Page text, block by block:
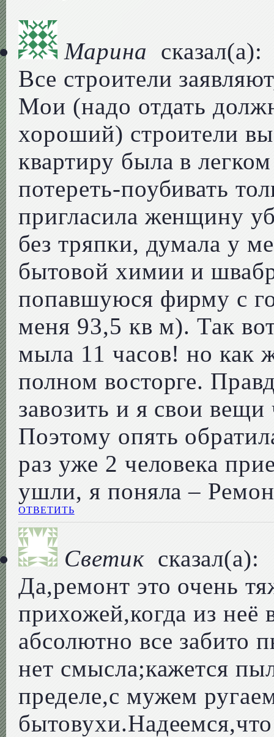
Марина
сказал(а):
Все строители
Мои (надо отдать
хороший) строители
квартиру была в
потереть-поубивать
пригласила женщину
без тряпки, думала у
бытовой химии и
попавшуюся фирму с
меня 93,5 кв м). Так
мыла 11 часов! но как
полном восторге.
завозить и я свои
Поэтому опять
раз уже 2 человека
ушли, я поняла –
ОТВЕТИТЬ
Светик сказал(а):
Да,ремонт это очень
прихожей,когда из неё
абсолютно все забито
нет смысла;кажется
пределе,с мужем